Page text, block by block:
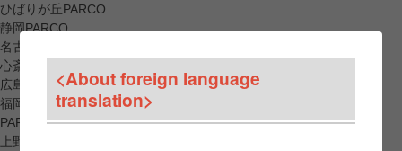
ひばりが丘PARCO
静岡PARCO
名古屋PARCO
心斎橋PARCO
広島PARCO
福岡PARCO
PARCO_ya
上野
<About foreign language
translation>